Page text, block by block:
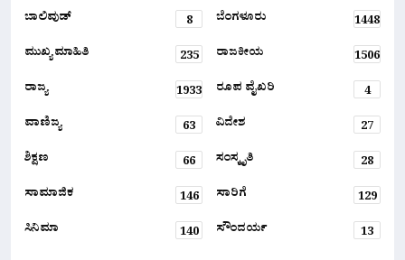
ಬಾಲಿವುಡ್
8 ಬೆಂಗಳೂರು
1448
ಮುಖ್ಯ ಮಾಹಿತಿ
235 ರಾಜಕೀಯ
1506
ರಾಜ್ಯ
1933 ರೂಪ ವೈಖರಿ
4
ವಾಣಿಜ್ಯ
63 ವಿದೇಶ
27
ಶಿಕ್ಷಣ
66 ಸಂಸ್ಕೃತಿ
28
ಸಾಮಾಜಿಕ
146 ಸಾರಿಗೆ
129
ಸಿನಿಮಾ
140 ಸೌಂದರ್ಯ 13